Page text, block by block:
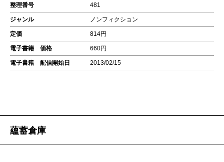
整理番号 481
ジャンル ノンフィクション
定価 814円
電子書籍 価格 660円
電子書籍 配信開始日 2013/02/15
蘊蓄倉庫